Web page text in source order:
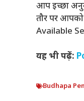
आप इच्छा
तौर पर
Available
यह भी पढ़ें:
Budhapa